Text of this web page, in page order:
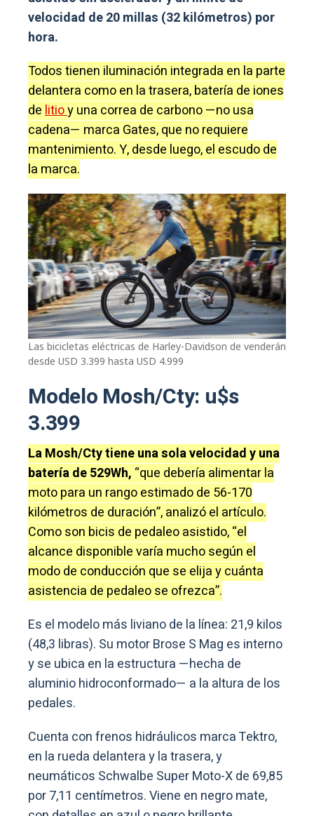
velocidad de 20 millas (32 kilómetros) por
hora.
Todos tienen iluminación integrada en la parte
delantera como en la trasera, batería de iones
delitioy una correa de carbono —no usa
cadena— marca Gates, que no requiere
mantenimiento. Y, desde luego, el escudo de
la marca.
Las bicicletas eléctricas de Harley-Davidson de venderán
desde USD 3.399 hasta USD 4.999
Modelo Mosh/Cty: u$s
3.399
La Mosh/Cty tiene una sola velocidad y una
batería de 529Wh, “que debería alimentar la
moto para un rango estimado de 56-170
kilómetros de duración”, analizó el artículo.
Como son bicis de pedaleo asistido, “el
alcance disponible varía mucho según el
modo de conducción que se elija y cuánta
asistencia de pedaleo se ofrezca”.
Es el modelo más liviano de la línea: 21,9 kilos
(48,3 libras). Su motor Brose S Mag es interno
y se ubica en la estructura —hecha de
aluminio hidroconformado— a la altura de los
pedales.
Cuenta con frenos hidráulicos marca Tektro,
en la rueda delantera y la trasera, y
neumáticos Schwalbe Super Moto-X de 69,85
por 7,11 centímetros. Viene en negro mate,